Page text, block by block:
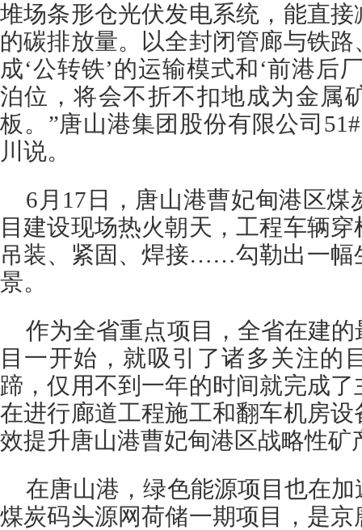
堆场条形仓光伏发电系统，能直
的碳排放量。以全封闭管廊与铁
成‘公转铁’的运输模式和‘前港后
泊位，将会不折不扣地成为金属
板。”唐山港集团股份有限公司
川说。
6月17日，唐山港曹妃甸港区
目建设现场热火朝天，工程车辆
吊装、紧固、焊接……勾勒出一幅
景。
作为全省重点项目，全省在建
目一开始，就吸引了诸多关注的
蹄，仅用不到一年的时间就完成
在进行廊道工程施工和翻车机房
效提升唐山港曹妃甸港区战略性矿
在唐山港，绿色能源项目也在
煤炭码头源网荷储一期项目，是